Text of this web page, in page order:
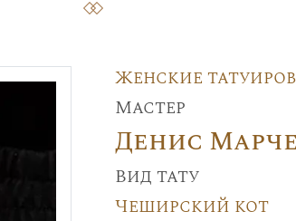
Женские
Мастер
Денис
Вид тату
Чеширский кот